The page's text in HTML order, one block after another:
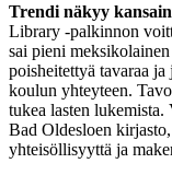
Trendi näkyy
Library -palkinnon
sai pieni
poisheitettyä tavaraa
koulun yhteyteen.
tukea lasten
Bad Oldesloen
yhteisöllisyyttä ja